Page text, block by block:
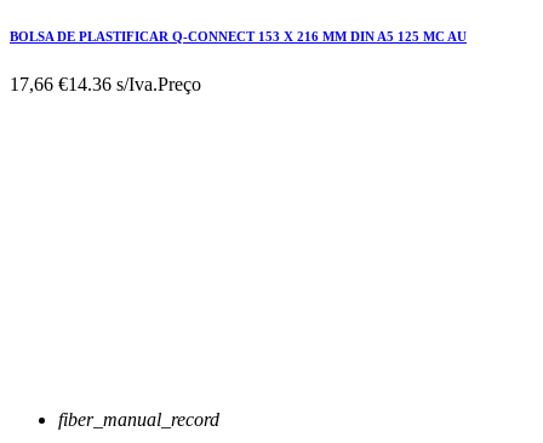
BOLSA DE PLASTIFICAR Q-CONNECT 153 X 216 MM DIN A5 125 MC AU
17,66 €14.36 s/Iva.Preço
fiber_manual_record